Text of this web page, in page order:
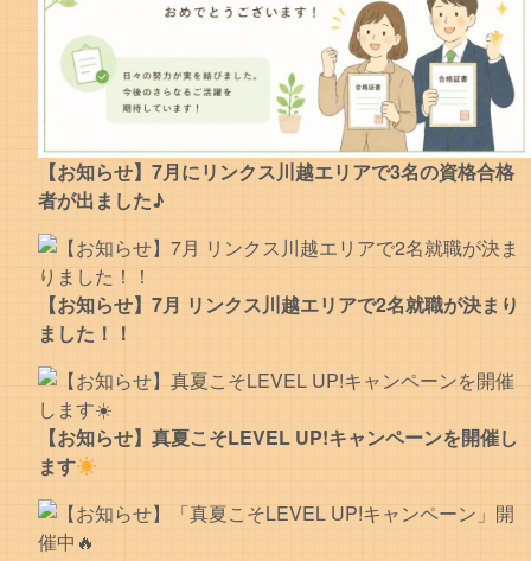
【お知らせ】7月にリンクス川越エリアで3名の資格合格
者が出ました♪
【お知らせ】7月 リンクス川越エリアで2名就職が決まり
ました！！
【お知らせ】真夏こそLEVEL UP!キャンペーンを開催し
ます